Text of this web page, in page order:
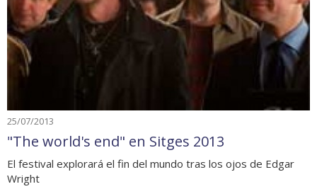
25/07/2013
"The world's end" en Sitges 2013
El festival explorará el fin del mundo tras los ojos de Edgar
Wright